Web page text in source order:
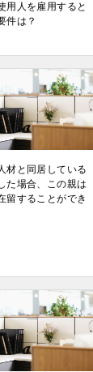
用人を雇用すると
件は？
材と同居している
た場合、この親は
留することができ